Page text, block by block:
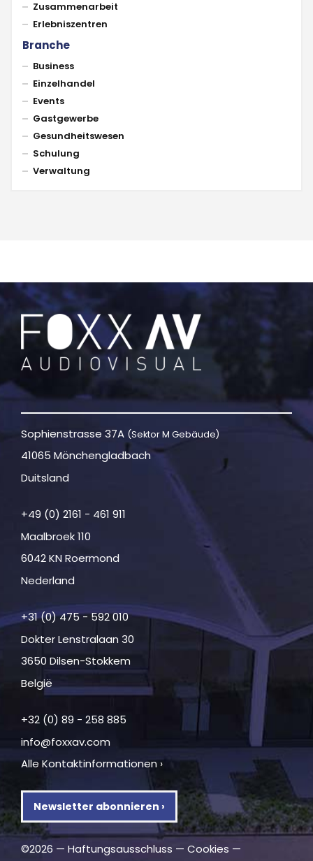
Zusammenarbeit
Erlebniszentren
Branche
Business
Einzelhandel
Events
Gastgewerbe
Gesundheitswesen
Schulung
Verwaltung
Sophienstrasse 37A (Sektor M Gebäude)
41065 Mönchengladbach
Duitsland
+49 (0) 2161 - 461 911
Maalbroek 110
6042 KN Roermond
Nederland
+31 (0) 475 - 592 010
Dokter Lenstralaan 30
3650 Dilsen-Stokkem
België
+32 (0) 89 - 258 885
info@foxxav.com
Alle Kontaktinformationen ›
Newsletter abonnieren ›
©2026 — Haftungsausschluss — Cookies —